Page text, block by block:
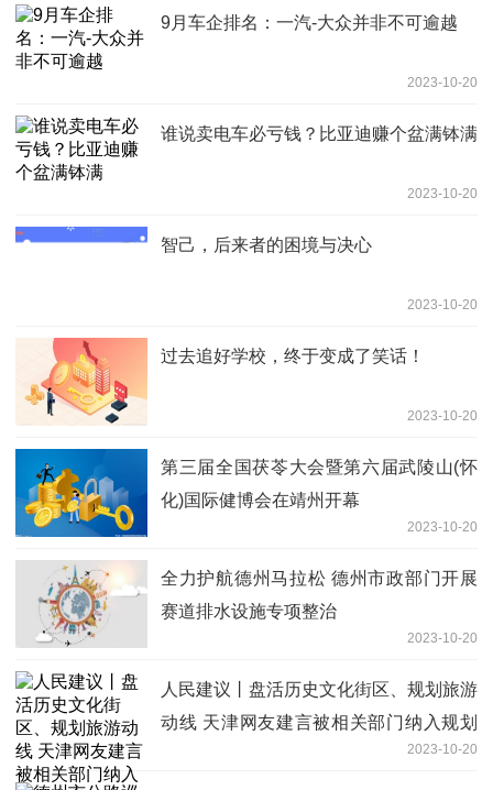
9月车企排名：一汽-大众并非不可逾越
2023-10-20
谁说卖电车必亏钱？比亚迪赚个盆满钵满
2023-10-20
智己，后来者的困境与决心
2023-10-20
过去追好学校，终于变成了笑话！
2023-10-20
第三届全国茯苓大会暨第六届武陵山(怀
化)国际健博会在靖州开幕
2023-10-20
全力护航德州马拉松 德州市政部门开展
赛道排水设施专项整治
2023-10-20
人民建议丨盘活历史文化街区、规划旅游
动线 天津网友建言被相关部门纳入规划
2023-10-20